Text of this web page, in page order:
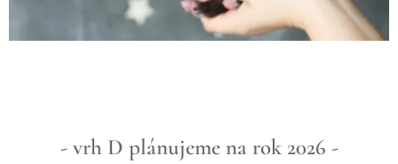
- vrh D plánujeme na rok 2026 -